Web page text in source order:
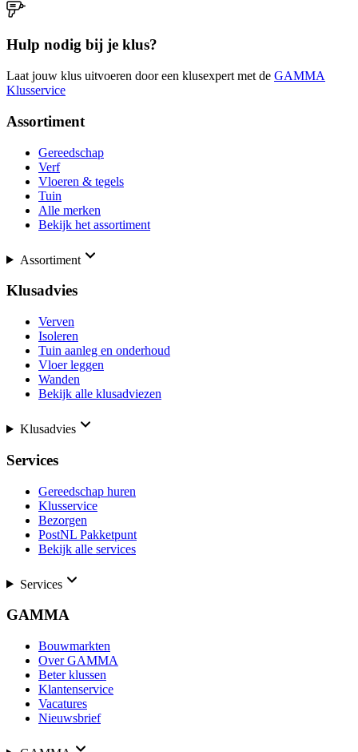
Hulp nodig bij je klus?
Laat jouw klus uitvoeren door een klusexpert met de GAMMA
Klusservice
Assortiment
Gereedschap
Verf
Vloeren & tegels
Tuin
Alle merken
Bekijk het assortiment
Assortiment
Klusadvies
Verven
Isoleren
Tuin aanleg en onderhoud
Vloer leggen
Wanden
Bekijk alle klusadviezen
Klusadvies
Services
Gereedschap huren
Klusservice
Bezorgen
PostNL Pakketpunt
Bekijk alle services
Services
GAMMA
Bouwmarkten
Over GAMMA
Beter klussen
Klantenservice
Vacatures
Nieuwsbrief